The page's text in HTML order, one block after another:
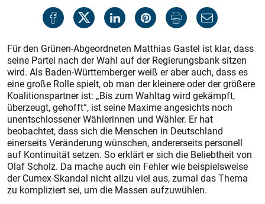
Für den Grünen-Abgeordneten Matthias Gastel ist klar, dass
seine Partei nach der Wahl auf der Regierungsbank sitzen
wird. Als Baden-Württemberger weiß er aber auch, dass es
eine große Rolle spielt, ob man der kleinere oder der größere
Koalitionspartner ist: „Bis zum Wahltag wird gekämpft,
überzeugt, gehofft“, ist seine Maxime angesichts noch
unentschlossener Wählerinnen und Wähler. Er hat
beobachtet, dass sich die Menschen in Deutschland
einerseits Veränderung wünschen, andererseits personell
auf Kontinuität setzen. So erklärt er sich die Beliebtheit von
Olaf Scholz. Da mache auch ein Fehler wie beispielsweise
der Cumex-Skandal nicht allzu viel aus, zumal das Thema
zu kompliziert sei, um die Massen aufzuwühlen.